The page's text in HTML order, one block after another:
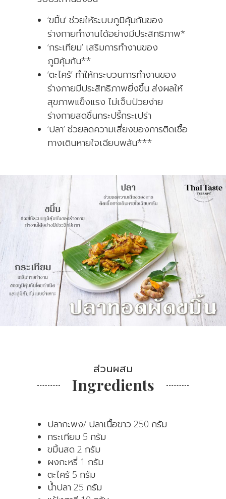
‘ขมิ้น’ ช่วยให้ระบบภูมิคุ้มกันของ
ร่างกายทำงานได้อย่างมีประสิทธิภาพ*
‘กระเทียม’ เสริมการทำงานของ
ภูมิคุ้มกัน**
‘ตะไคร้’ ทำให้กระบวนการทำงานของ
ร่างกายมีประสิทธิภาพยิ่งขึ้น ส่งผลให้
สุขภาพแข็งแรง ไม่เจ็บป่วยง่าย
ร่างกายสดชื่นกระปรี้กระเปร่า
‘ปลา’ ช่วยลดความเสี่ยงของการติดเชื้อ
ทางเดินหายใจเฉียบพลัน***
ส่วนผสม
Ingredients
ปลากะพง/ ปลาเนื้อขาว 250 กรัม
กระเทียม 5 กรัม
ขมิ้นสด 2 กรัม
ผงกะหรี่ 1 กรัม
ตะไคร้ 5 กรัม
น้ำปลา 25 กรัม